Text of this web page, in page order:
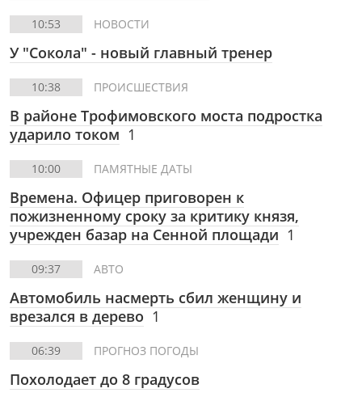
10:53 НОВОСТИ
У "Сокола" - новый главный тренер
10:38 ПРОИСШЕСТВИЯ
В районе Трофимовского моста подростка
ударило током 1
10:00 ПАМЯТНЫЕ ДАТЫ
Времена. Офицер приговорен к
пожизненному сроку за критику князя,
учрежден базар на Сенной площади 1
09:37 АВТО
Автомобиль насмерть сбил женщину и
врезался в дерево 1
06:39 ПРОГНОЗ ПОГОДЫ
Похолодает до 8 градусов